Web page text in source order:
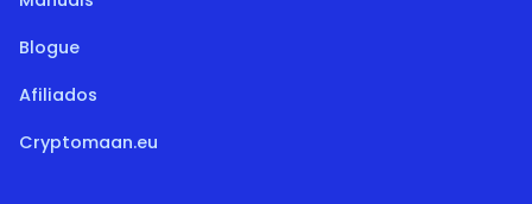
Blogue
Afiliados
Cryptomaan.eu